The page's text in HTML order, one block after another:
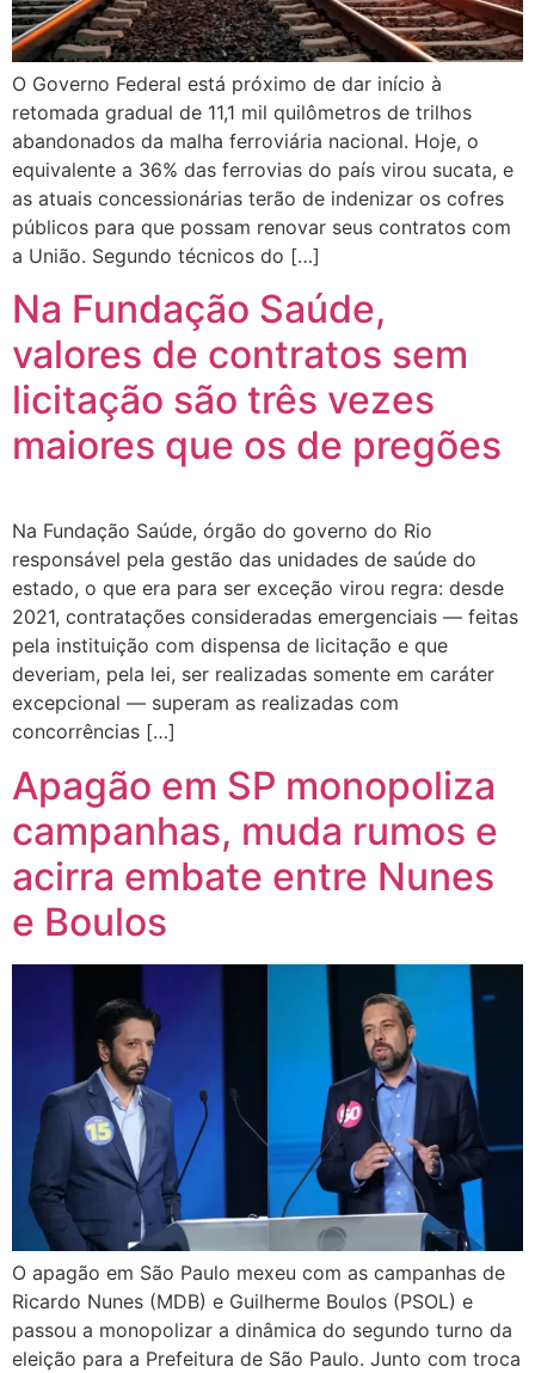
O Governo Federal está próximo de dar início à
retomada gradual de 11,1 mil quilômetros de trilhos
abandonados da malha ferroviária nacional. Hoje, o
equivalente a 36% das ferrovias do país virou sucata, e
as atuais concessionárias terão de indenizar os cofres
públicos para que possam renovar seus contratos com
a União. Segundo técnicos do […]
Na Fundação Saúde,
valores de contratos sem
licitação são três vezes
maiores que os de pregões
Na Fundação Saúde, órgão do governo do Rio
responsável pela gestão das unidades de saúde do
estado, o que era para ser exceção virou regra: desde
2021, contratações consideradas emergenciais — feitas
pela instituição com dispensa de licitação e que
deveriam, pela lei, ser realizadas somente em caráter
excepcional — superam as realizadas com
concorrências […]
Apagão em SP monopoliza
campanhas, muda rumos e
acirra embate entre Nunes
e Boulos
O apagão em São Paulo mexeu com as campanhas de
Ricardo Nunes (MDB) e Guilherme Boulos (PSOL) e
passou a monopolizar a dinâmica do segundo turno da
eleição para a Prefeitura de São Paulo. Junto com troca